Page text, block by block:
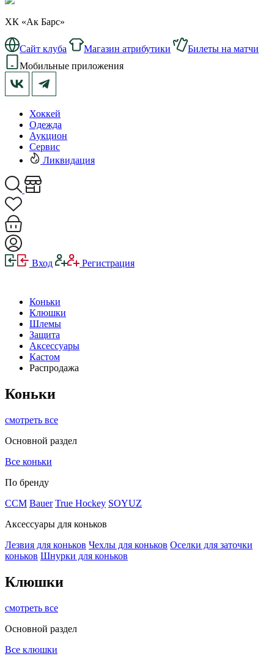
ХК «Ак Барс»
Сайт клуба Магазин атрибутики
Билеты на матчи
Мобильные приложения
Хоккей
Одежда
Аукцион
Сервис
Ликвидация
Вход Регистрация
Коньки
Клюшки
Шлемы
Защита
Аксессуары
Кастом
Распродажа
Коньки
смотреть все
Основной раздел
Все коньки
По бренду
ССМ Bauer True Hockey SOYUZ
Аксессуары для коньков
Лезвия для коньков Чехлы для коньков Оселки для заточки
коньков Шнурки для коньков
Клюшки
смотреть все
Основной раздел
Все клюшки